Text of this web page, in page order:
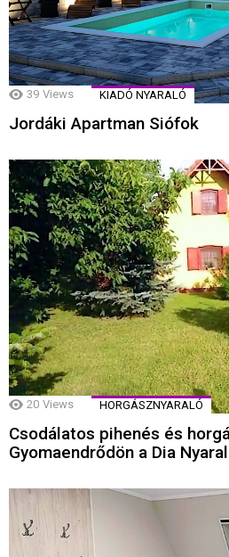
39 Views KIADÓ NYARALÓ
Jordáki Apartman Siófok
20 Views HORGÁSZNYARALÓ
Csodálatos pihenés és
Gyomaendrődön a Dia